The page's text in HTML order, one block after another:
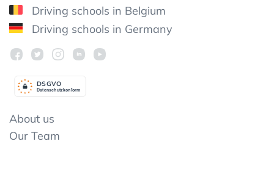
Driving schools in Belgium
Driving schools in Germany
Datenschutzkonform
DSGVO
About us
Our Team